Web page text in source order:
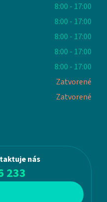
8:00 - 17:00
8:00 - 17:00
8:00 - 17:00
8:00 - 17:00
8:00 - 17:00
Zatvorené
Zatvorené
nás
233